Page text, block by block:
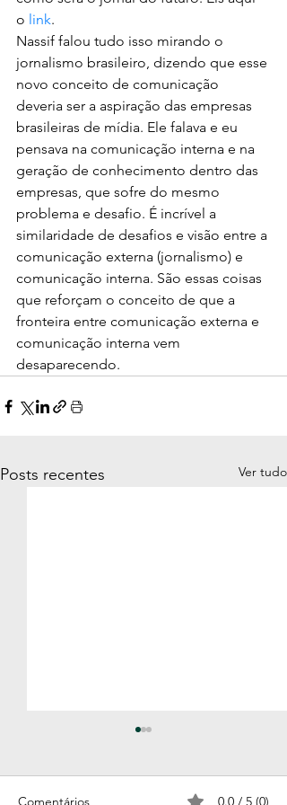
o link.
Nassif falou tudo isso mirando o
jornalismo brasileiro, dizendo que esse
novo conceito de comunicação
deveria ser a aspiração das empresas
brasileiras de mídia. Ele falava e eu
pensava na comunicação interna e na
geração de conhecimento dentro das
empresas, que sofre do mesmo
problema e desafio. É incrível a
similaridade de desafios e visão entre a
comunicação externa (jornalismo) e
comunicação interna. São essas coisas
que reforçam o conceito de que a
fronteira entre comunicação externa e
comunicação interna vem
desaparecendo.
Posts recentes Ver tudo
Comentários 0.0 / 5 (0)